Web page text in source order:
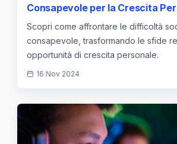
Consapevole per la Crescita
Scopri come affrontare le difficoltà
consapevole, trasformando le sfide
opportunità di crescita personale.
16 Nov 2024